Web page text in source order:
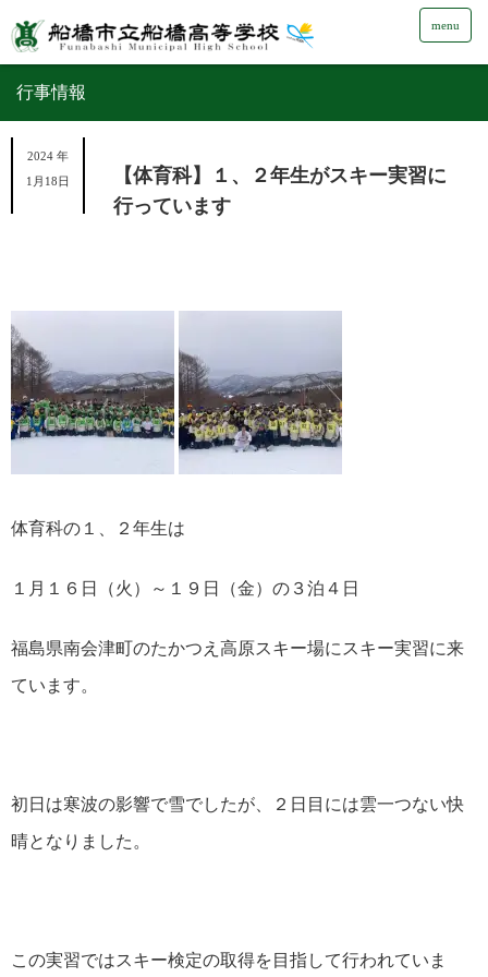
menu
行事情報
2024 年
1月18日
【体育科】１、２年生がスキー実習に
行っています
体育科の１、２年生は
１月１６日（火）～１９日（金）の３泊４日
福島県南会津町のたかつえ高原スキー場にスキー実習に来
ています。
初日は寒波の影響で雪でしたが、２日目には雲一つない快
晴となりました。
この実習ではスキー検定の取得を目指して行われていま